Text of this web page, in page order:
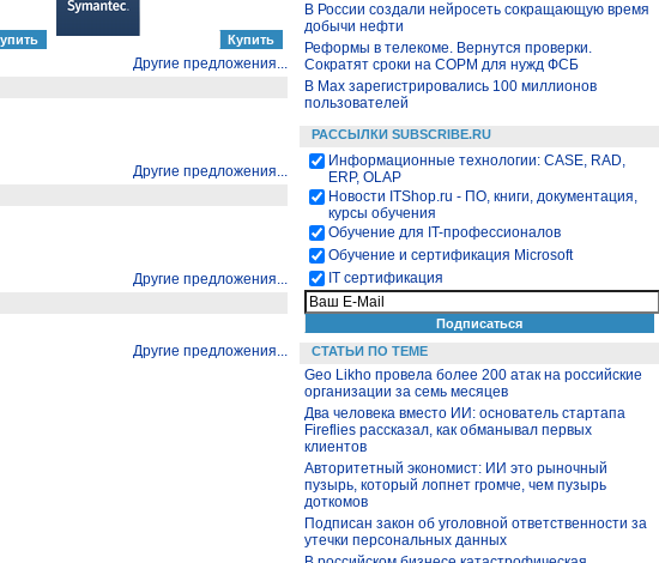
Другие предложения...
Другие предложения...
Другие предложения...
Другие предложения...
В России создали нейросеть сокращающую время
добычи нефти
Реформы в телекоме. Вернутся проверки.
Сократят сроки на СОРМ для нужд ФСБ
В Max зарегистрировались 100 миллионов
пользователей
РАССЫЛКИ SUBSCRIBE.RU
Информационные технологии: CASE, RAD,
ERP, OLAP
Новости ITShop.ru - ПО, книги, документация,
курсы обучения
Обучение для IT-профессионалов
Обучение и сертификация Microsoft
IT сертификация
СТАТЬИ ПО ТЕМЕ
Geo Likho провела более 200 атак на российские
организации за семь месяцев
Два человека вместо ИИ: основатель стартапа
Fireflies рассказал, как обманывал первых
клиентов
Авторитетный экономист: ИИ это рыночный
пузырь, который лопнет громче, чем пузырь
доткомов
Подписан закон об уголовной ответственности за
утечки персональных данных